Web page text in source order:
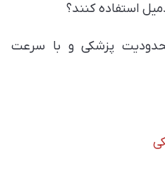
استفاده کنند؟
پزشکی و با سرعت